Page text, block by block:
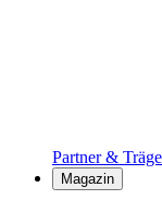
Partner &
Magazin